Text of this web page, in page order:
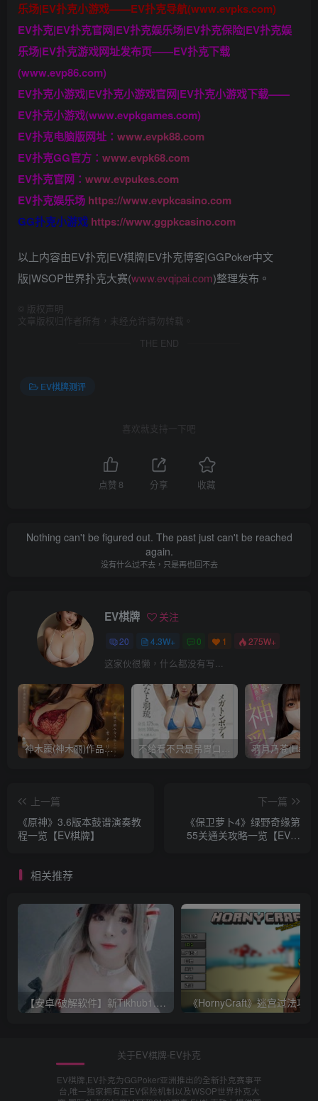
乐场|EV扑克小游戏——EV扑克导航(www.evpks.com)
EV扑克|EV扑克官网|EV扑克娱乐场|EV扑克保险|EV扑克娱
乐场|EV扑克游戏网址发布页——EV扑克下载
(www.evp86.com)
EV扑克小游戏|EV扑克小游戏官网|EV扑克小游戏下载——
EV扑克小游戏(www.evpkgames.com)
EV扑克电脑版网址： www.evpk88.com
EV扑克GG官方： www.evpk68.com
EV扑克官网： www.evpukes.com
EV扑克娱乐场 https://www.evpkcasino.com
GG扑克小游戏 https://www.ggpkcasino.com
以上内容由EV扑克|EV棋牌|EV扑克博客|GGPoker中文
版|WSOP世界扑克大赛(www.evqipai.com)整理发布。
版权声明
文章版权归作者所有，未经允许请勿转载。
THE END
EV棋牌测评
喜欢就支持一下吧
点赞 8 分享 收藏
Nothing can't be figured out. The past just can't be reached
again.
没有什么过不去，只是再也回不去
EV棋牌 关注
20 4.3W+ 0 1 275W+
这家伙很懒，什么都没有写...
神木麗(神木丽)作品STARS-804发布！出道一周年，华丽布拉甲闪亮动人！【EV棋牌】
上一篇
《原神》3.6版本鼓谱演奏教
程一览【EV棋牌】
下一篇
《保卫萝卜4》绿野奇缘第
55关通关攻略一览【EV棋
相关推荐
【安卓/破解软件】新Tikhub1.13 解锁付费限制，超级会员破解版【EV棋牌】
关于EV棋牌-EV扑克
EV棋牌,EV扑克为GGPoker亚洲推出的全新扑克赛事平
台,唯一独家拥有正EV保险机制以及WSOP世界扑克大